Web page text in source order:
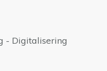
- Digitalisering